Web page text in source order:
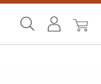
MonMon